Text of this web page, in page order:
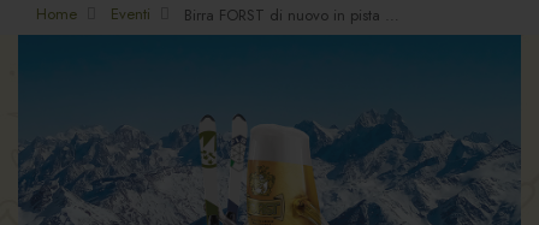
Home Eventi Birra FORST di nuovo in pista a fianco di FISI.